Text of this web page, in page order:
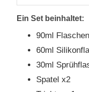
Ein Set beinhaltet:
90ml
60ml
30ml
Spatel x2